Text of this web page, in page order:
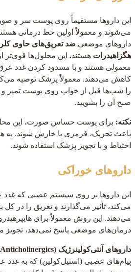
این داروها مستقیماً روی پوست سر و
می‌شوند و معمولاً اولین خط درمانی
داروهای موضعی ضد تعریق‌های حاوی
هگزاهیدرات هستند. این محلول‌ها قوی‌تر
معمولی هستند و با مسدود کردن غدد
کاهش می‌دهند. معمولاً پزشک توصیه
را شب‌ها قبل از خواب روی پوست تمیز و
صبح آن را بشویید.
نکته: برای پوست حساس صورت، این
باعث تحریک، قرمزی یا خارش شوند. به
احتیاط و با تجویز پزشک استفاده شوند.
داروهای خوراکی
این داروها بر روی سیستم عصبی که غدد
می‌کند، تأثیر می‌گذارند و تعریق را در
می‌دهند. این روش معمولاً برای
درمان‌های موضعی پاسخ نمی‌دهد، تجویز
داروهای آنتی‌کولینرژیک (Anticholinergics)
پیام‌های عصبی (استیل‌کولین) که به غدد